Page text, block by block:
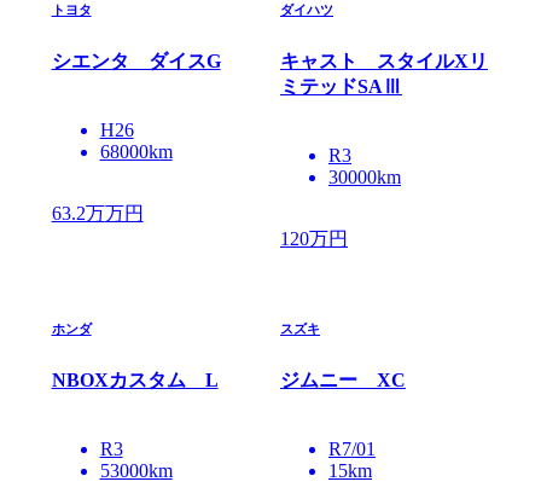
トヨタ
シエンタ ダイスG
H26
68000km
63.2万万円
ダイハツ
キャスト スタイルXリ
ミテッドSAⅢ
R3
30000km
120万円
ホンダ
NBOXカスタム L
R3
53000km
スズキ
ジムニー XC
R7/01
15km